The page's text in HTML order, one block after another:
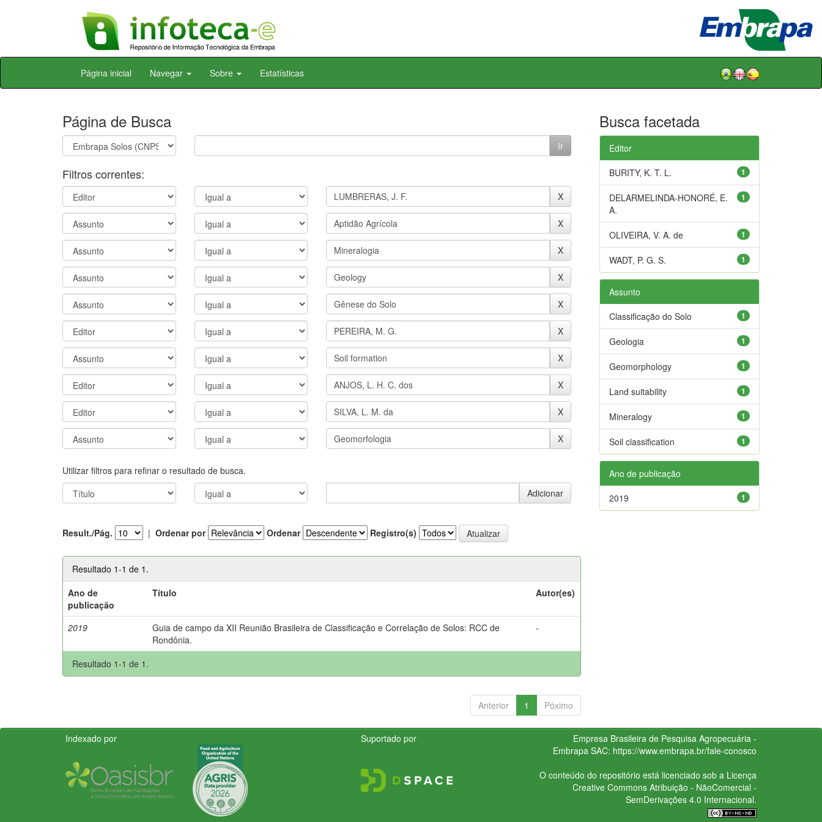
Skip
Página inicial Navegar Sobre Estatísticas
Página de Busca
Filtros correntes:
Utilizar filtros para refinar o resultado de busca.
Result./Pág. | Ordenar por Ordenar Registro(s)
Resultado 1-1 de 1.
Ano de
publicação
Título Autor(es)
2019
Guia de campo da XII Reunião Brasileira de Classificação e Correlação de Solos: RCC de
Rondônia.
-
Resultado 1-1 de 1.
Anterior 1 Póximo
Busca facetada
Editor
1
BURITY, K. T. L.
1
DELARMELINDA-HONORÉ, E.
A.
1
OLIVEIRA, V. A. de
1
WADT, P. G. S.
Assunto
1
Classificação do Solo
1
Geologia
1
Geomorphology
1
Land suitability
1
Mineralogy
1
Soil classification
Ano de publicação
1
2019
Indexado por Suportado por
Empresa Brasileira de Pesquisa Agropecuária -
Embrapa SAC: https://www.embrapa.br/fale-conosco
O conteúdo do repositório está licenciado sob a Licença
Creative CommonsAtribuição - NãoComercial -
SemDerivações 4.0 Internacional.